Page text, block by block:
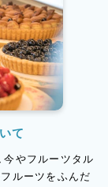
て
今やフルーツタル
ルーツをふんだ